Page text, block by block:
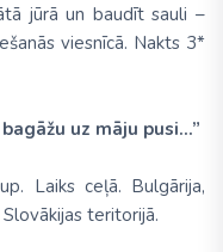
jūrā un baudīt sauli –
viesnīcā. Nakts 3*
uz māju pusi...”
Laiks ceļā. Bulgārija,
teritorijā.